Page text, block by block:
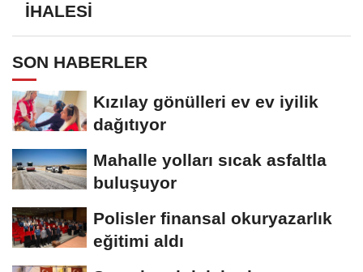
İHALESİ
SON HABERLER
Kızılay gönülleri ev ev iyilik
dağıtıyor
Mahalle yolları sıcak asfaltla
buluşuyor
Polisler finansal okuryazarlık
eğitimi aldı